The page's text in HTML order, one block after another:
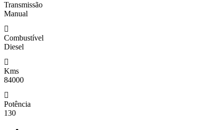
Transmissão
Manual
Combustível
Diesel
Kms
84000
Potência
130